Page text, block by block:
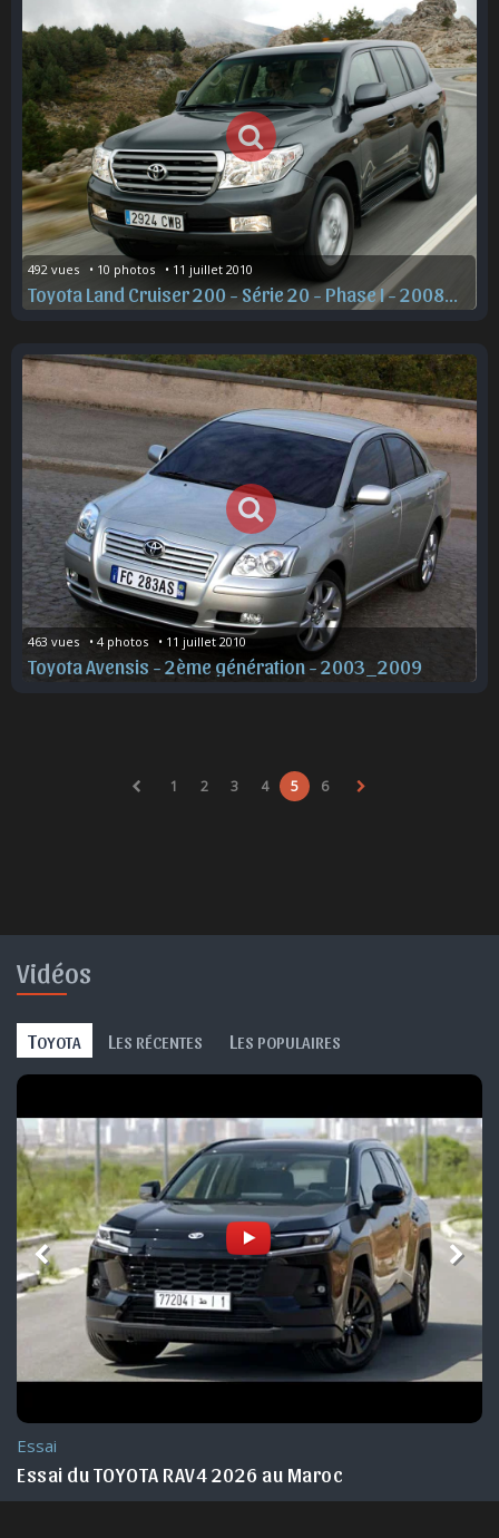
492 vues   • 10 photos   • 11 juillet 2010
463 vues   • 4 photos   • 11 juillet 2010
Toyota Avensis - 2ème génération - 2003_2009
1 2 3 4 5 6
Vidéos
TOYOTA L ES RÉCENTES L ES POPULAIRES
Essai
Essai du TOYOTA RAV4 2026 au Maroc